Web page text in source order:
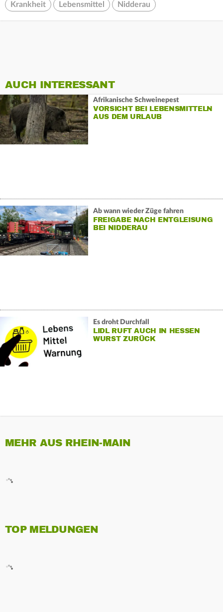
Krankheit Lebensmittel Nidderau
AUCH INTERESSANT
Afrikanische Schweinepest
VORSICHT BEI LEBENSMITTELN
AUS DEM URLAUB
Ab wann wieder Züge fahren
FREIGABE NACH ENTGLEISUNG
BEI NIDDERAU
Es droht Durchfall
LIDL RUFT AUCH IN HESSEN
WURST ZURÜCK
MEHR AUS RHEIN-MAIN
TOP MELDUNGEN